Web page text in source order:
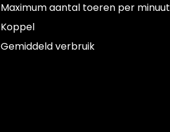
Maximum aantal toeren per minuut
Koppel
Gemiddeld verbruik